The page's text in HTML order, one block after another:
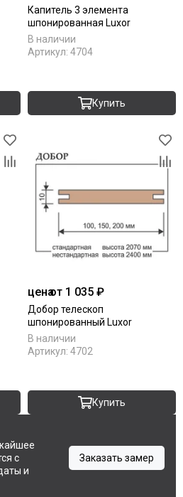
Капитель 3 элемента
шпонированная Luxor
В наличии
Артикул: 4704
Купить
ценаот 1 035 ₽
Добор телескоп
шпонированный Luxor
В наличии
Артикул: 4702
Купить
с
и
Заказать замер